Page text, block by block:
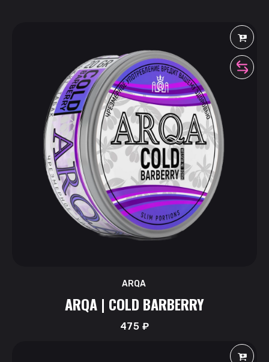
ARQA
ARQA | COLD BARBERRY
475 ₽